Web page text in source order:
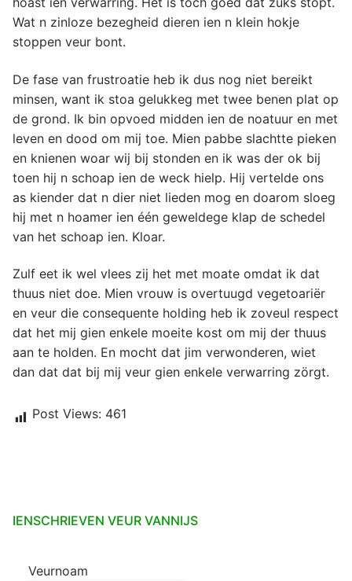
Wat n zinloze bezegheid dieren ien n klein hokje
stoppen veur bont.
De fase van frustroatie heb ik dus nog niet bereikt
minsen, want ik stoa gelukkeg met twee benen plat op
de grond. Ik bin opvoed midden ien de noatuur en met
leven en dood om mij toe. Mien pabbe slachtte pieken
en knienen woar wij bij stonden en ik was der ok bij
toen hij n schoap ien de weck hielp. Hij vertelde ons
as kiender dat n dier niet lieden mog en doarom sloeg
hij met n hoamer ien één geweldege klap de schedel
van het schoap ien. Kloar.
Zulf eet ik wel vlees zij het met moate omdat ik dat
thuus niet doe. Mien vrouw is overtuugd vegetoariër
en veur die consequente holding heb ik zoveul respect
dat het mij gien enkele moeite kost om mij der thuus
aan te holden. En mocht dat jim verwonderen, wiet
dan dat dat bij mij veur gien enkele verwarring zörgt.
Post Views: 461
IENSCHRIEVEN VEUR VANNIJS
Veurnoam